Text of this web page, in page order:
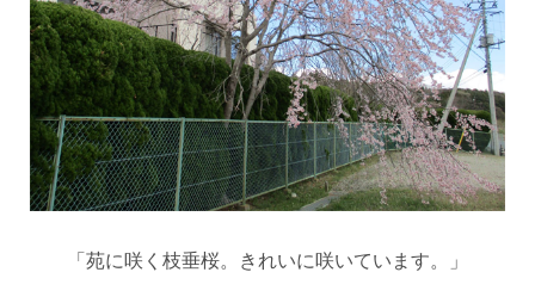
「苑に咲く枝垂桜。きれいに咲いています。」